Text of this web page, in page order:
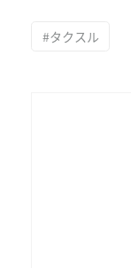
#タクスル